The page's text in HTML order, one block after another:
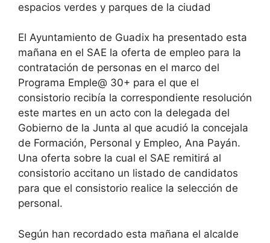
espacios verdes y parques de la ciudad
El Ayuntamiento de Guadix ha presentado esta
mañana en el SAE la oferta de empleo para la
contratación de personas en el marco del
Programa Emple@ 30+ para el que el
consistorio recibía la correspondiente resolución
este martes en un acto con la delegada del
Gobierno de la Junta al que acudió la concejala
de Formación, Personal y Empleo, Ana Payán.
Una oferta sobre la cual el SAE remitirá al
consistorio accitano un listado de candidatos
para que el consistorio realice la selección de
personal.
Según han recordado esta mañana el alcalde